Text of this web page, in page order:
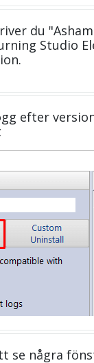
du
Studio
efter
se några